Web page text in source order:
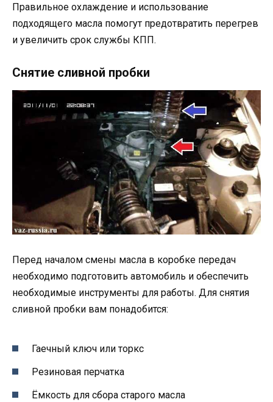
Правильное охлаждение и использование
подходящего масла помогут предотвратить перегрев
и увеличить срок службы КПП.
Снятие сливной пробки
Перед началом смены масла в коробке передач
необходимо подготовить автомобиль и обеспечить
необходимые инструменты для работы. Для снятия
сливной пробки вам понадобится:
Гаечный ключ или торкс
Резиновая перчатка
Ёмкость для сбора старого масла